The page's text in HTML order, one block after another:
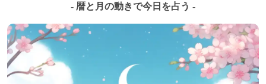
- 暦と月の動きで今日を占う -